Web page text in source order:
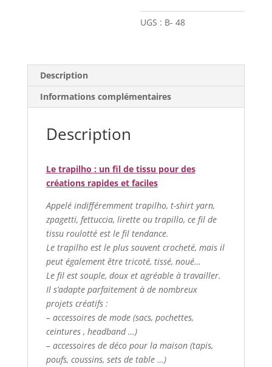
10
UGS : B- 48
Description
Informations complémentaires
Description
Le trapilho : un fil de tissu pour des
créations rapides et faciles
Appelé indifféremment trapilho, t-shirt yarn,
zpagetti, fettuccia, lirette ou trapillo, ce fil de
tissu roulotté est le fil tendance.
Le trapilho est le plus souvent crocheté, mais il
peut également être tricoté, tissé, noué…
Le fil est souple, doux et agréable à travailler.
Il s’adapte parfaitement à de nombreux
projets créatifs :
– accessoires de mode (sacs, pochettes,
ceintures , headband …)
– accessoires de déco pour la maison (tapis,
poufs, coussins, sets de table …)